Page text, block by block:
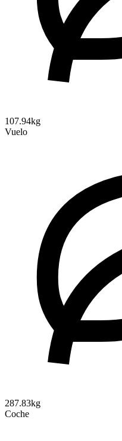
107.94kg
Vuelo
287.83kg
Coche